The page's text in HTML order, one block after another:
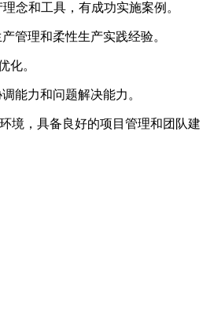
念和工具，有成功实施案例。
管理和柔性生产实践经验。
化。
能力和问题解决能力。
境，具备良好的项目管理和团队建